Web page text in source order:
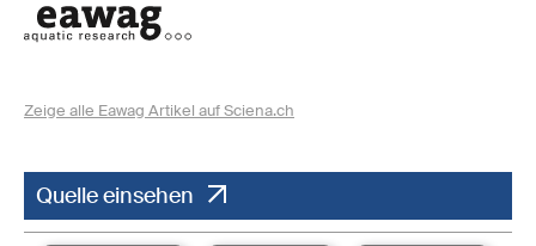
Zeige alle Eawag Artikel auf Sciena.ch
Quelle einsehen